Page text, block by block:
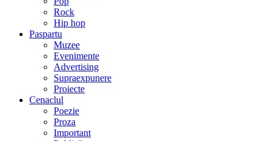
Rock
Hip hop
Paspartu
Muzee
Evenimente
Advertising
Supraexpunere
Proiecte
Cenaclul
Poezie
Proza
Important